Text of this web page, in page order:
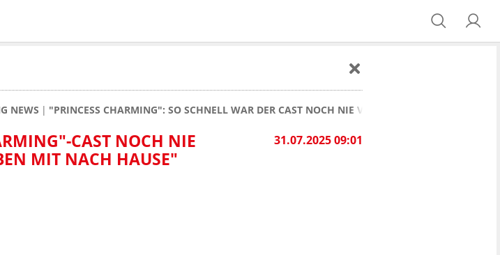
NEWS "PRINCESS CHARMING": SO SCHNELL WAR DER CAST NOCH NIE VERLIEBT! "NEHM SIE FÜRS
31.07.2025 09:01
CAST NOCH NIE
MIT NACH HAUSE"